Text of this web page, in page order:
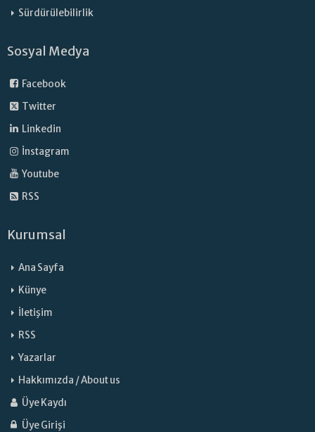
Sürdürülebilirlik
Sosyal Medya
Facebook
Twitter
Linkedin
İnstagram
Youtube
RSS
Kurumsal
Ana Sayfa
Künye
İletişim
RSS
Yazarlar
Hakkımızda / About us
Üye Kaydı
Üye Girişi